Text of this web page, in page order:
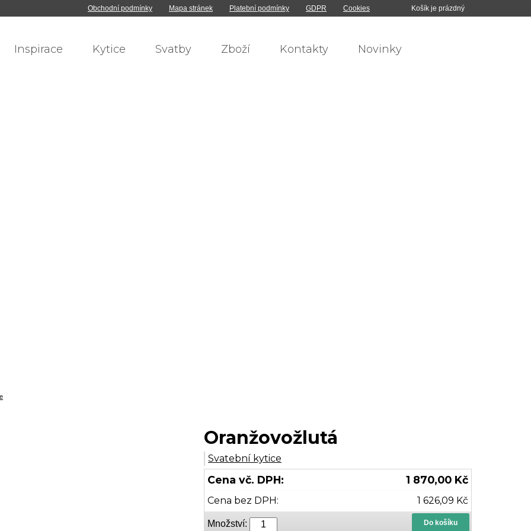
Košík je prázdný
Obchodní podmínky Mapa stránek Platební podmínky GDPR Cookies
Inspirace Kytice Svatby Zboží Kontakty Novinky
Oranžovožlutá
Svatební kytice
Cena vč. DPH: 1 870,00 Kč
Cena bez DPH: 1 626,09 Kč
Do košíku
Množství: